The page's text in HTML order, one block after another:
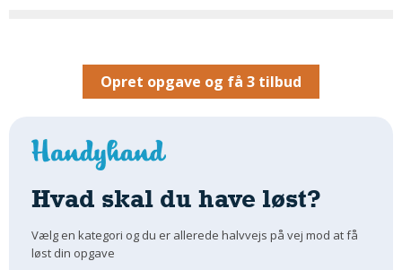
Varme Og Energi
Indendørs
Kan Det Males?
MURER
Nybygning
Opret opgave og få 3 tilbud
Hvad skal du have løst?
Vælg en kategori og du er allerede halvvejs på vej mod at få
løst din opgave